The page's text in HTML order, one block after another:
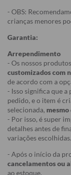
- OBS:
crianças menores
Garantia:
Arrependimento
- Os nossos
customizados com
de acordo com a
- Isso significa que
pedido, e o item é
selecionada,
- Por isso, é super
detalhes antes de
variações escolhidas.
- Após o início da
cancelamentos ou
ao estoque.